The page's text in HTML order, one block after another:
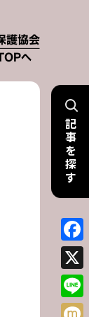
記
事
を
探
す
X
Line